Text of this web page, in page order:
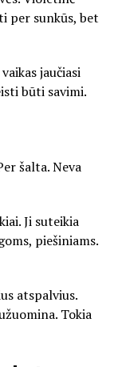
per sunkūs, bet
jaučiasi
būti savimi.
šalta. Neva
Ji suteikia
piešiniams.
atspalvius.
Tokia